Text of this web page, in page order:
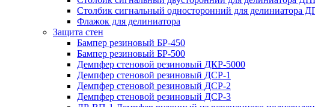
Столбик сигнальный односторонний для делиниатора
Флажок для делиниатора
Защита стен
Бампер резиновый БР-450
Бампер резиновый БР-500
Демпфер стеновой резиновый ДКР-5000
Демпфер стеновой резиновый ДСР-1
Демпфер стеновой резиновый ДСР-2
Демпфер стеновой резиновый ДСР-3